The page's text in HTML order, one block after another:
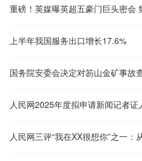
上半年我国服务出口增长17.6%